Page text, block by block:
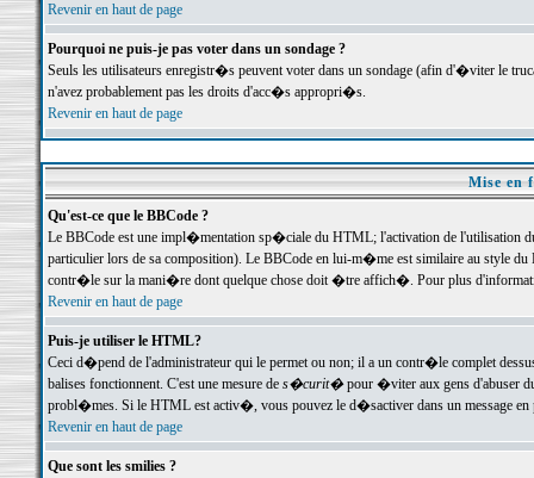
Revenir en haut de page
Pourquoi ne puis-je pas voter dans un sondage ?
Seuls les utilisateurs enregistr�s peuvent voter dans un sondage (afin d'�viter le
n'avez probablement pas les droits d'acc�s appropri�s.
Revenir en haut de page
Mise en
Qu'est-ce que le BBCode ?
Le BBCode est une impl�mentation sp�ciale du HTML; l'activation de l'utilisation
particulier lors de sa composition). Le BBCode en lui-m�me est similaire au style
contr�le sur la mani�re dont quelque chose doit �tre affich�. Pour plus
Revenir en haut de page
Puis-je utiliser le HTML?
Ceci d�pend de l'administrateur qui le permet ou non; il a un contr�le complet
balises fonctionnent. C'est une mesure de s�curit�pour �viter aux gens d'abuser
probl�mes. Si le HTML est activ�, vous pouvez le d�sactiver dans un message en
Revenir en haut de page
Que sont les smilies ?